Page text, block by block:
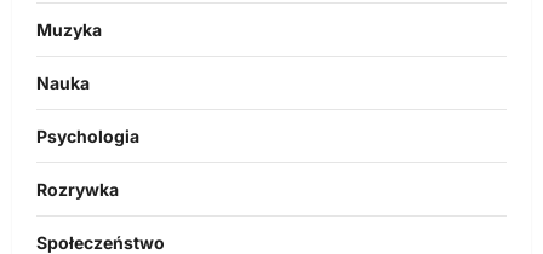
Muzyka
Nauka
Psychologia
Rozrywka
Społeczeństwo